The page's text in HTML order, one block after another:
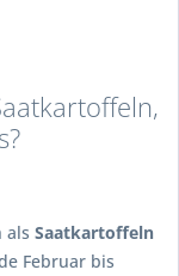
als Saatkartoffeln
Februar bis